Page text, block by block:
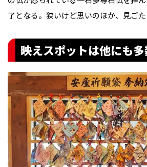
了となる。狭いけど思いのほか、見ごた
映えスポットは他にも多